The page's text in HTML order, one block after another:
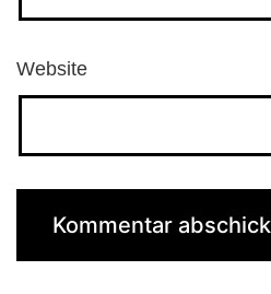
Website